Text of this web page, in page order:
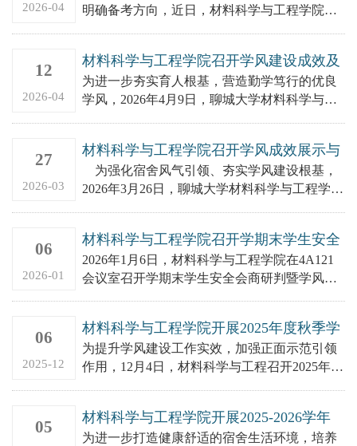
2026-04
明确备考方向，近日，材料科学与工程学院组
12
2026-04
材料科学与工程学院召开学风建设成效及
工作推进会
为进一步夯实育人根基，营造勤学笃行的优良
学风，2026年4月9日，聊城大学材料科学与工
27
2026-03
材料科学与工程学院召开学风成效展示与
工作推进会议
为强化宿舍风气引领、夯实学风建设根基，
2026年3月26日，聊城大学材料科学与工程学院
06
2026-01
材料科学与工程学院召开学期末学生安全
会商研判暨学风建设专题会议
2026年1月6日，材料科学与工程学院在4A121
会议室召开学期末学生安全会商研判暨学风建
06
2025-12
材料科学与工程学院开展2025年度秋季学
期学风成效展示及工作推进会议
为提升学风建设工作实效，加强正面示范引领
作用，12月4日，材料科学与工程召开2025年度
05
材料科学与工程学院开展2025-2026学年
第一批“优秀宿舍”评选活动
为进一步打造健康舒适的宿舍生活环境，培养